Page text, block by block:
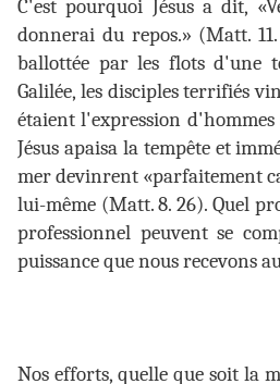
C'est pourquoi Jésus a dit,
donnerai du repos.» (Matt.
ballottée par les flots d'une
Galilée, les disciples terrifiés
étaient l'expression
Jésus apaisa la tempête et
mer devinrent «parfaitement
lui-même (Matt. 8. 26). Quel
professionnel peuvent se
puissance que nous recevons
Nos efforts, quelle que soit la